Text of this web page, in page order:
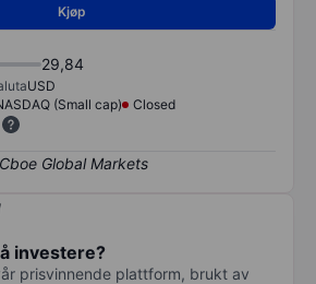
Kjøp
29,84
USD
(Small cap)
Closed
investere?
prisvinnende plattform, brukt av